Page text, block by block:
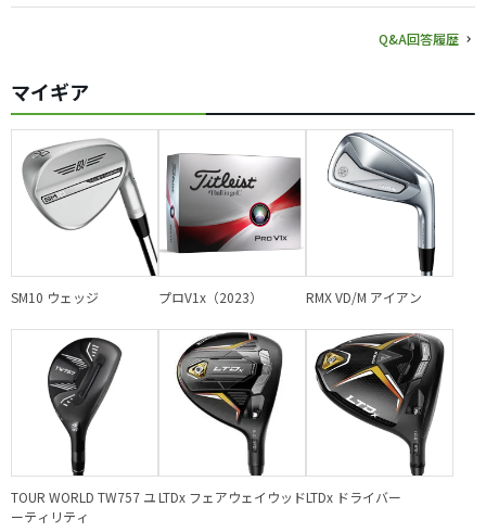
Q&A回答履歴
マイギア
SM10 ウェッジ プロV1x（2023） RMX VD/M アイアン
TOUR WORLD TW757 ユ
ーティリティ
LTDx フェアウェイウッドLTDx ドライバー